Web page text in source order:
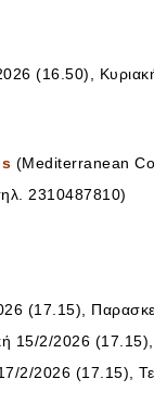
(16.50),
(Mediterranean
2310487810)
(17.15),
15/2/2026
2/2026 (17.15),